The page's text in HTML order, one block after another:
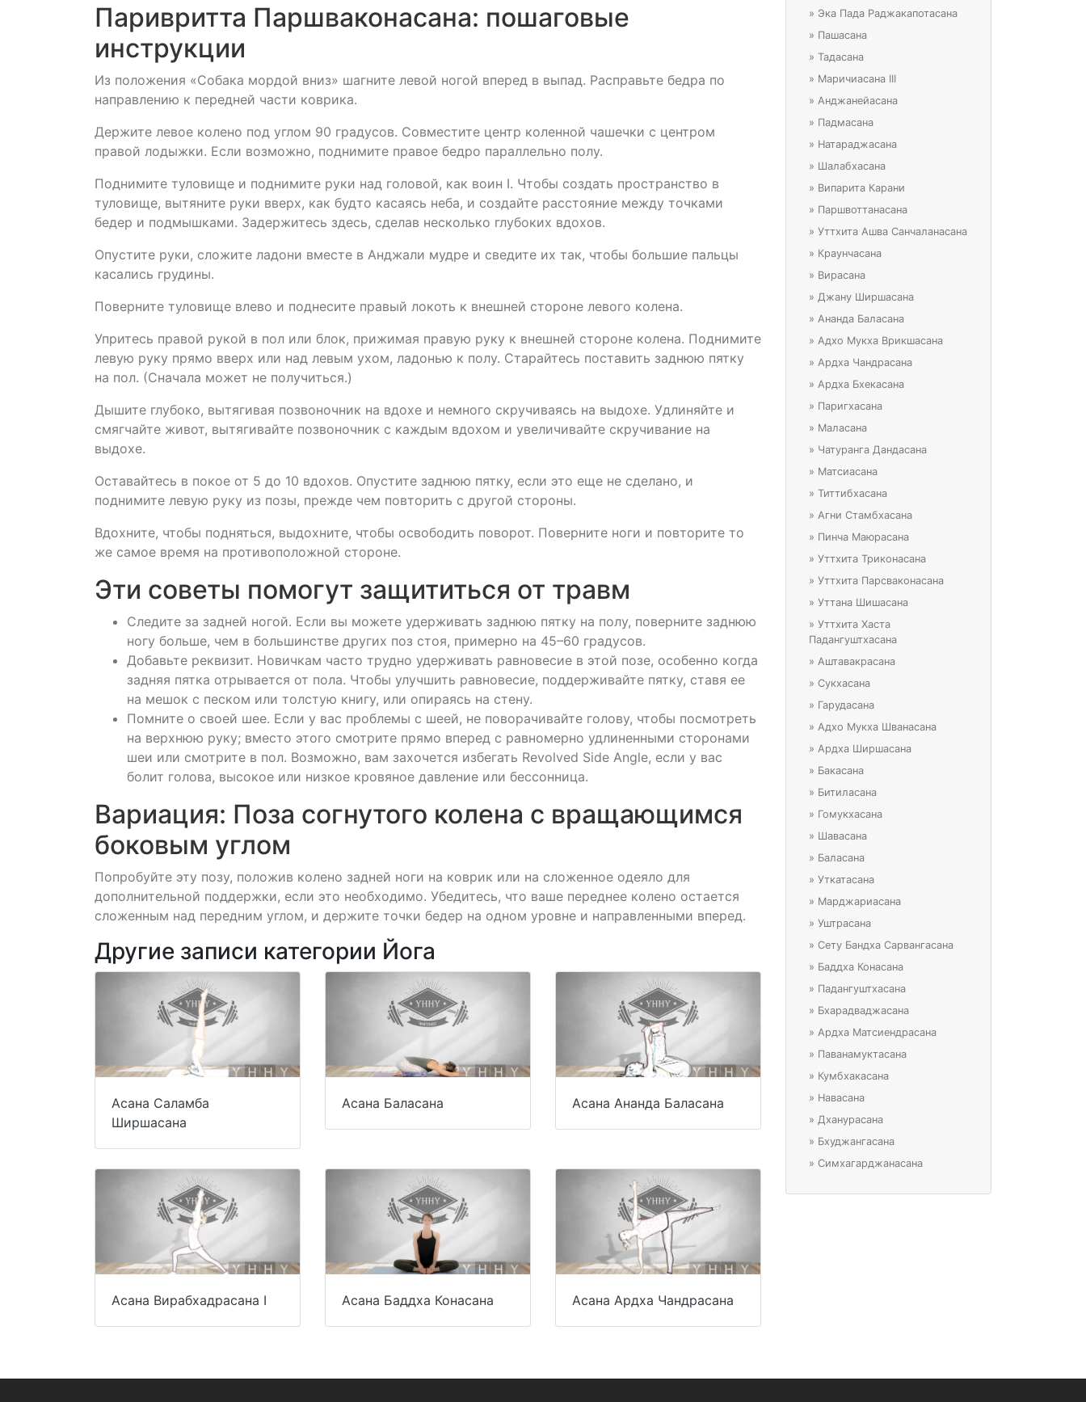
Паривритта Паршваконасана: пошаговые
инструкции
Из положения «Собака мордой вниз» шагните левой ногой вперед в выпад. Расправьте бедра по
направлению к передней части коврика.
Держите левое колено под углом 90 градусов. Совместите центр коленной чашечки с центром
правой лодыжки. Если возможно, поднимите правое бедро параллельно полу.
Поднимите туловище и поднимите руки над головой, как воин I. Чтобы создать пространство в
туловище, вытяните руки вверх, как будто касаясь неба, и создайте расстояние между точками
бедер и подмышками. Задержитесь здесь, сделав несколько глубоких вдохов.
Опустите руки, сложите ладони вместе в Анджали мудре и сведите их так, чтобы большие пальцы
касались грудины.
Поверните туловище влево и поднесите правый локоть к внешней стороне левого колена.
Упритесь правой рукой в пол или блок, прижимая правую руку к внешней стороне колена. Поднимите
левую руку прямо вверх или над левым ухом, ладонью к полу. Старайтесь поставить заднюю пятку
на пол. (Сначала может не получиться.)
Дышите глубоко, вытягивая позвоночник на вдохе и немного скручиваясь на выдохе. Удлиняйте и
смягчайте живот, вытягивайте позвоночник с каждым вдохом и увеличивайте скручивание на
выдохе.
Оставайтесь в покое от 5 до 10 вдохов. Опустите заднюю пятку, если это еще не сделано, и
поднимите левую руку из позы, прежде чем повторить с другой стороны.
Вдохните, чтобы подняться, выдохните, чтобы освободить поворот. Поверните ноги и повторите то
же самое время на противоположной стороне.
Эти советы помогут защититься от травм
Следите за задней ногой. Если вы можете удерживать заднюю пятку на полу, поверните заднюю
ногу больше, чем в большинстве других поз стоя, примерно на 45–60 градусов.
Добавьте реквизит. Новичкам часто трудно удерживать равновесие в этой позе, особенно когда
задняя пятка отрывается от пола. Чтобы улучшить равновесие, поддерживайте пятку, ставя ее
на мешок с песком или толстую книгу, или опираясь на стену.
Помните о своей шее. Если у вас проблемы с шеей, не поворачивайте голову, чтобы посмотреть
на верхнюю руку; вместо этого смотрите прямо вперед с равномерно удлиненными сторонами
шеи или смотрите в пол. Возможно, вам захочется избегать Revolved Side Angle, если у вас
болит голова, высокое или низкое кровяное давление или бессонница.
Вариация: Поза согнутого колена с вращающимся
боковым углом
Попробуйте эту позу, положив колено задней ноги на коврик или на сложенное одеяло для
дополнительной поддержки, если это необходимо. Убедитесь, что ваше переднее колено остается
сложенным над передним углом, и держите точки бедер на одном уровне и направленными вперед.
Другие записи категории Йога
Асана Саламба
Ширшасана
Асана Баласана Асана Ананда Баласана
Асана Вирабхадрасана I Асана Баддха Конасана Асана Ардха Чандрасана
» Эка Пада Раджакапотасана
» Пашасана
» Тадасана
» Маричиасана III
» Анджанейасана
» Падмасана
» Натараджасана
» Шалабхасана
» Випарита Карани
» Паршвоттанасана
» Уттхита Ашва Санчаланасана
» Краунчасана
» Вирасана
» Джану Ширшасана
» Ананда Баласана
» Адхо Мукха Врикшасана
» Ардха Чандрасана
» Ардха Бхекасана
» Паригхасана
» Маласана
» Чатуранга Дандасана
» Матсиасана
» Титтибхасана
» Агни Стамбхасана
» Пинча Маюрасана
» Уттхита Триконасана
» Уттхита Парсваконасана
» Уттана Шишасана
» Уттхита Хаста
Падангуштхасана
» Аштавакрасана
» Сукхасана
» Гарудасана
» Адхо Мукха Шванасана
» Ардха Ширшасана
» Бакасана
» Битиласана
» Гомукхасана
» Шавасана
» Баласана
» Уткатасана
» Марджариасана
» Уштрасана
» Сету Бандха Сарвангасана
» Баддха Конасана
» Падангуштхасана
» Бхарадваджасана
» Ардха Матсиендрасана
» Паванамуктасана
» Кумбхакасана
» Навасана
» Дханурасана
» Бхуджангасана
» Симхагарджанасана